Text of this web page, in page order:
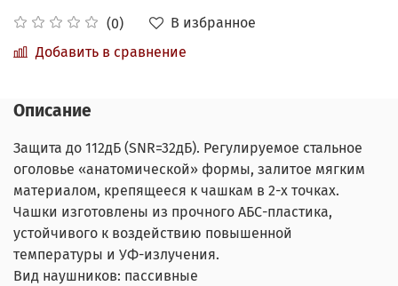
(0)
В избранное
Добавить в сравнение
Описание
Защита до 112дБ (SNR=32дБ). Регулируемое стальное
оголовье «анатомической» формы, залитое мягким
материалом, крепящееся к чашкам в 2-х точках.
Чашки изготовлены из прочного АБС-пластика,
устойчивого к воздействию повышенной
температуры и УФ-излучения.
Вид наушников: пассивные